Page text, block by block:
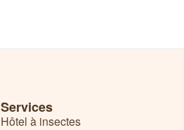
Services
Hôtel à insectes